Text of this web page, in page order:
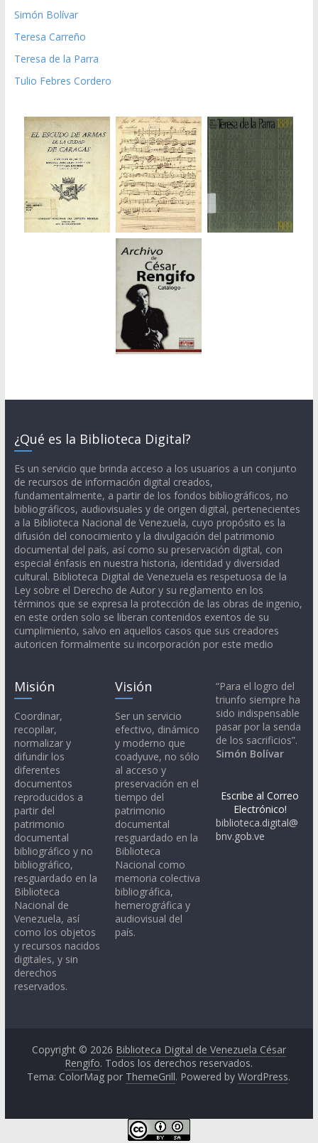
Simón Bolívar
Teresa Carreño
Teresa de la Parra
Tulio Febres Cordero
¿Qué es la Biblioteca Digital?
Es un servicio que brinda acceso a los usuarios a un conjunto
de recursos de información digital creados,
fundamentalmente, a partir de los fondos bibliográficos, no
bibliográficos, audiovisuales y de origen digital, pertenecientes
a la Biblioteca Nacional de Venezuela, cuyo propósito es la
difusión del conocimiento y la divulgación del patrimonio
documental del país, así como su preservación digital, con
especial énfasis en nuestra historia, identidad y diversidad
cultural. Biblioteca Digital de Venezuela es respetuosa de la
Ley sobre el Derecho de Autor y su reglamento en los
términos que se expresa la protección de las obras de ingenio,
en este orden solo se liberan contenidos exentos de su
cumplimiento, salvo en aquellos casos que sus creadores
autoricen formalmente su incorporación por este medio
Misión
Coordinar,
recopilar,
normalizar y
difundir los
diferentes
documentos
reproducidos a
partir del
patrimonio
documental
bibliográfico y no
bibliográfico,
resguardado en la
Biblioteca
Nacional de
Venezuela, así
como los objetos
y recursos nacidos
digitales, y sin
derechos
reservados.
Visión
Ser un servicio
efectivo, dinámico
y moderno que
coadyuve, no sólo
al acceso y
preservación en el
tiempo del
patrimonio
documental
resguardado en la
Biblioteca
Nacional como
memoria colectiva
bibliográfica,
hemerográfica y
audiovisual del
país.
“Para el logro del
triunfo siempre ha
sido indispensable
pasar por la senda
de los sacrificios”.
Simón Bolívar
Escribe al Correo
Electrónico!
biblioteca.digital@
bnv.gob.ve
Copyright © 2026 Biblioteca Digital de Venezuela César
Rengifo. Todos los derechos reservados.
Tema: ColorMag por ThemeGrill. Powered byWordPress.